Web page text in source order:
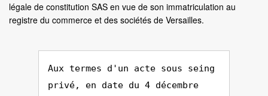
légale de constitution SAS en vue de son immatriculation au
registre du commerce et des sociétés de Versailles.
Aux termes d'un acte sous seing
privé, en date du 4 décembre